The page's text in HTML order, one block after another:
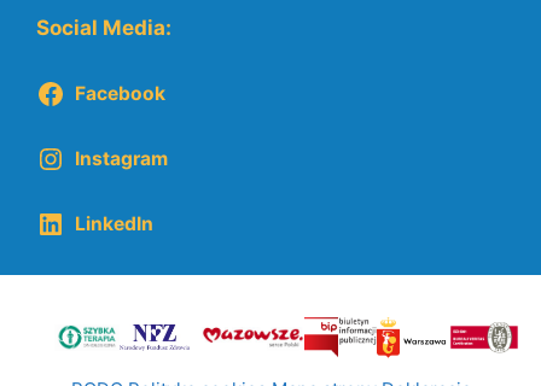
Social Media:
Facebook
Instagram
LinkedIn